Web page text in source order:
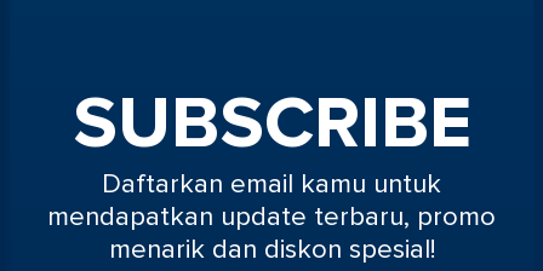
SUBSCRIBE
Daftarkan email kamu untuk
mendapatkan update terbaru, promo
menarik dan diskon spesial!